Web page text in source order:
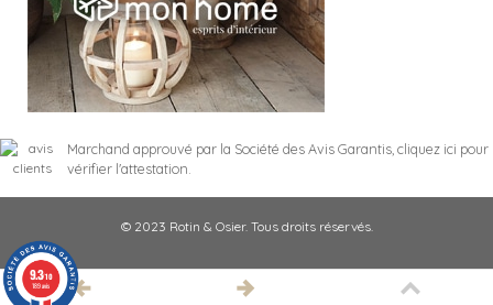
Marchand approuvé par la Société des Avis Garantis, cliquez ici pour
vérifier l'attestation
© 2023 Rotin & Osier. Tous droits réservés.
9.3/10
189 avis